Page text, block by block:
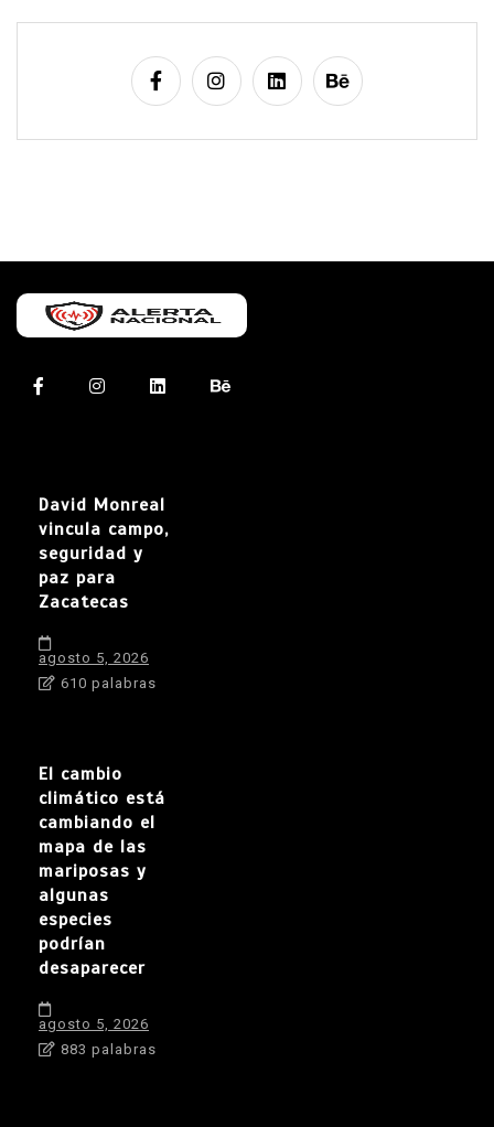
David Monreal
vincula campo,
seguridad y
paz para
Zacatecas
agosto 5, 2026
610 palabras
El cambio
climático está
cambiando el
mapa de las
mariposas y
algunas
especies
podrían
desaparecer
agosto 5, 2026
883 palabras